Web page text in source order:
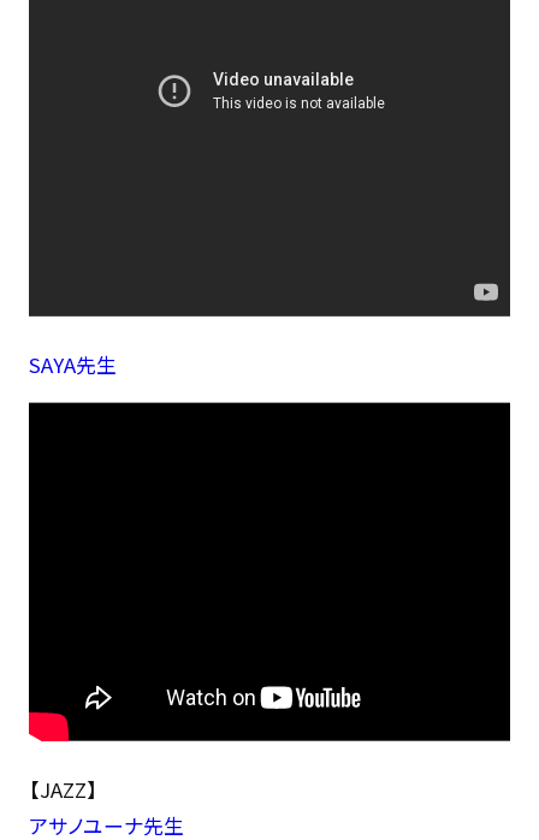
SAYA先生
【JAZZ】
アサノユーナ先生